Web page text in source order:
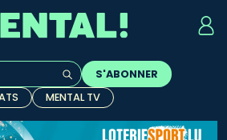
l'auto-complétion sont
S'ABONNER
MENTAL TV